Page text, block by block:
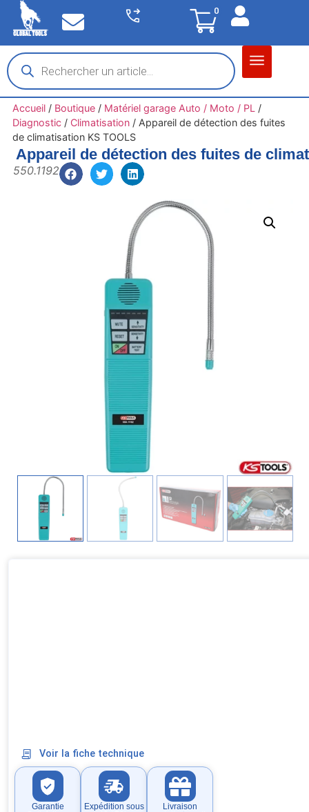
0
Accueil/ Boutique/ Matériel garage Auto / Moto / PL /
Diagnostic/ Climatisation/ Appareil de détection des fuites
de climatisation KS TOOLS
Appareil de détection des fuites de
550.1192
Voir la fiche technique
Garantie
Expédition sous
Livraison